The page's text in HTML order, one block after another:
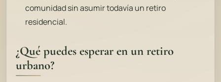
comunidad sin asumir todavía un retiro
residencial.
¿Qué puedes esperar en un retiro
urbano?